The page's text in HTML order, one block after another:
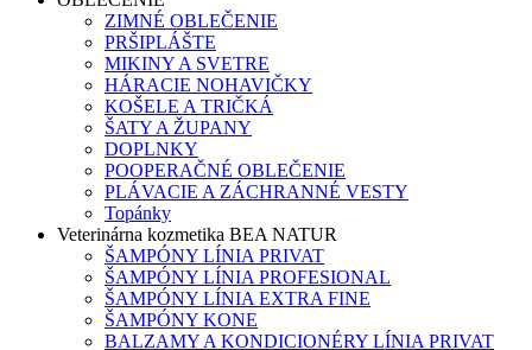
ZIMNÉ OBLEČENIE
PRŠIPLÁŠTE
MIKINY A SVETRE
HÁRACIE NOHAVIČKY
KOŠELE A TRIČKÁ
ŠATY A ŽUPANY
DOPLNKY
POOPERAČNÉ OBLEČENIE
PLÁVACIE A ZÁCHRANNÉ VESTY
Topánky
Veterinárna kozmetika BEA NATUR
ŠAMPÓNY LÍNIA PRIVAT
ŠAMPÓNY LÍNIA PROFESIONAL
ŠAMPÓNY LÍNIA EXTRA FINE
ŠAMPÓNY KONE
BALZAMY A KONDICIONÉRY LÍNIA PRIVAT